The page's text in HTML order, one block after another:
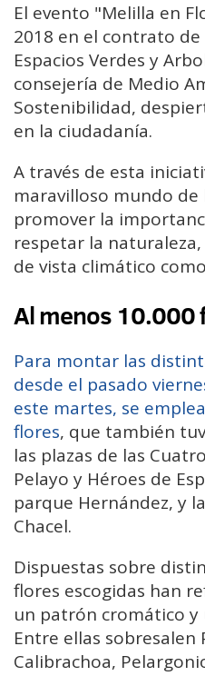
El evento "Melilla en
2018 en el contrato
Espacios Verdes y
consejería de Medio
Sostenibilidad,
en la ciudadanía.
A través de esta
maravilloso mundo
promover la
respetar la
de vista climático
Al menos 10.000
Para montar las
desde el pasado
este martes, se
flores, que también
las plazas de las
Pelayo y Héroes de
parque Hernández, y
Chacel.
Dispuestas sobre
flores escogidas han
un patrón cromático y
Entre ellas sobresalen
Calibrachoa,